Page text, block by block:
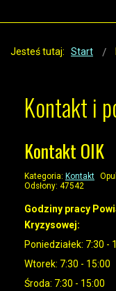
Jesteś tutaj: Start
Kontakt i
Kontakt OIK
Kategoria: Kontakt
Odsłony: 47542
Godziny pracy
Kryzysowej:
Poniedziałek: 7:30 -
Wtorek: 7:30 - 15:00
Środa: 7:30 - 15:00